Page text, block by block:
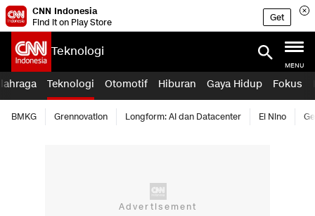
CNN Indonesia
Find it on Play Store
Get
Teknologi
MENU
Teknologi Otomotif Hiburan Gaya Hidup Fokus
BMKG Grennovation Longform: AI dan Datacenter El Nino